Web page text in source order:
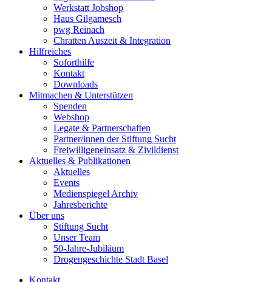
Werkstatt Jobshop
Haus Gilgamesch
pwg Reinach
Chratten Auszeit & Integration
Hilfreiches
Soforthilfe
Kontakt
Downloads
Mitmachen & Unterstützen
Spenden
Webshop
Legate & Partnerschaften
Partner/innen der Stiftung Sucht
Freiwilligeneinsatz & Zivildienst
Aktuelles & Publikationen
Aktuelles
Events
Medienspiegel Archiv
Jahresberichte
Über uns
Stiftung Sucht
Unser Team
50-Jahre-Jubiläum
Drogengeschichte Stadt Basel
Kontakt